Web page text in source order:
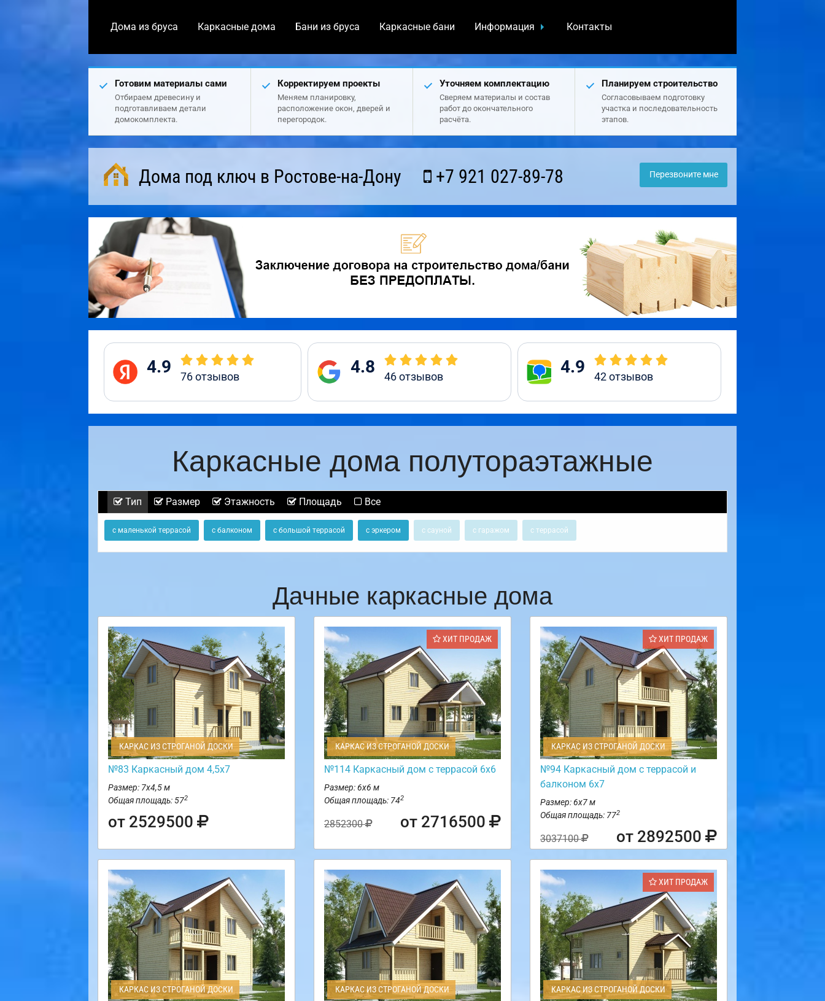
Дома из бруса Каркасные дома Бани из бруса Каркасные бани Информация Контакты
Готовим материалы сами
Отбираем древесину и
подготавливаем детали
домокомплекта.
Корректируем проекты
Меняем планировку,
расположение окон, дверей и
перегородок.
Уточняем комплектацию
Сверяем материалы и состав
работ до окончательного
расчёта.
Планируем строительство
Согласовываем подготовку
участка и последовательность
этапов.
Дома под ключ в Ростове-на-Дону +7 921 027-89-78 Перезвоните мне
4.9 76отзывов 4.8 46отзывов 4.9 42отзывов
Каркасные дома полутораэтажные
Тип Размер Этажность Площадь Все
с маленькой террасой с балконом с большой террасой с эркером с сауной с гаражом с террасой
Дачные каркасные дома
КАРКАС ИЗ СТРОГАНОЙ ДОСКИ
№83 Каркасный дом 4,5х7
Размер: 7х4,5 м
Общая площадь: 572
от 2529500
ХИТ ПРОДАЖ
КАРКАС ИЗ СТРОГАНОЙ ДОСКИ
№114 Каркасный дом с террасой 6х6
Размер: 6х6 м
Общая площадь: 742
2852300 от 2716500
ХИТ ПРОДАЖ
КАРКАС ИЗ СТРОГАНОЙ ДОСКИ
№94 Каркасный дом с террасой и
балконом 6х7
Размер: 6х7 м
Общая площадь: 772
3037100 от 2892500
КАРКАС ИЗ СТРОГАНОЙ ДОСКИ КАРКАС ИЗ СТРОГАНОЙ ДОСКИ
ХИТ ПРОДАЖ
КАРКАС ИЗ СТРОГАНОЙ ДОСКИ